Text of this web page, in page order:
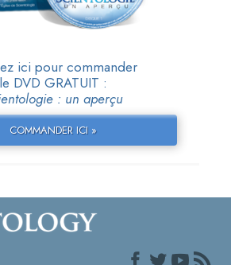
ici pour commander
le DVD GRATUIT :
: un aperçu
COMMANDER ICI »